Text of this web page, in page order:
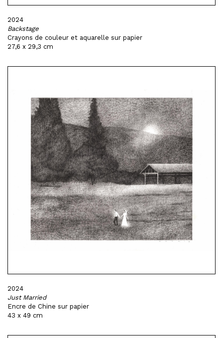
2024
Backstage
Crayons de couleur et aquarelle sur papier
27,6 x 29,3 cm
2024
Just Married
Encre de Chine sur papier
43 x 49 cm